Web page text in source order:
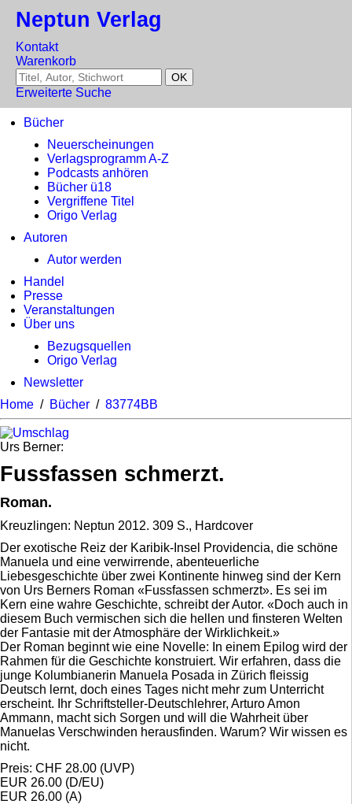
Neptun Verlag
Kontakt
Warenkorb
Erweiterte Suche
Bücher
Neuerscheinungen
Verlagsprogramm A-Z
Podcasts anhören
Bücher ü18
Vergriffene Titel
Origo Verlag
Autoren
Autor werden
Handel
Presse
Veranstaltungen
Über uns
Bezugsquellen
Origo Verlag
Newsletter
Home / Bücher / 83774BB
Urs Berner:
Fussfassen schmerzt.
Roman.
Kreuzlingen: Neptun 2012. 309 S., Hardcover
Der exotische Reiz der Karibik-Insel Providencia, die schöne
Manuela und eine verwirrende, abenteuerliche
Liebesgeschichte über zwei Kontinente hinweg sind der Kern
von Urs Berners Roman «Fussfassen schmerzt». Es sei im
Kern eine wahre Geschichte, schreibt der Autor. «Doch auch in
diesem Buch vermischen sich die hellen und finsteren Welten
der Fantasie mit der Atmosphäre der Wirklichkeit.»
Der Roman beginnt wie eine Novelle: In einem Epilog wird der
Rahmen für die Geschichte konstruiert. Wir erfahren, dass die
junge Kolumbianerin Manuela Posada in Zürich fleissig
Deutsch lernt, doch eines Tages nicht mehr zum Unterricht
erscheint. Ihr Schriftsteller-Deutschlehrer, Arturo Amon
Ammann, macht sich Sorgen und will die Wahrheit über
Manuelas Verschwinden herausfinden. Warum? Wir wissen es
nicht.
Preis: CHF 28.00 (UVP)
EUR 26.00 (D/EU)
EUR 26.00 (A)